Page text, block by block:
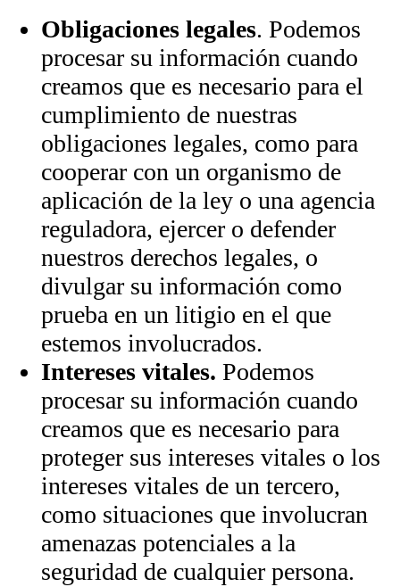
Obligaciones legales. Podemos
procesar su información cuando
creamos que es necesario para el
cumplimiento de nuestras
obligaciones legales, como para
cooperar con un organismo de
aplicación de la ley o una agencia
reguladora, ejercer o defender
nuestros derechos legales, o
divulgar su información como
prueba en un litigio en el que
estemos involucrados.
Intereses vitales. Podemos
procesar su información cuando
creamos que es necesario para
proteger sus intereses vitales o los
intereses vitales de un tercero,
como situaciones que involucran
amenazas potenciales a la
seguridad de cualquier persona.